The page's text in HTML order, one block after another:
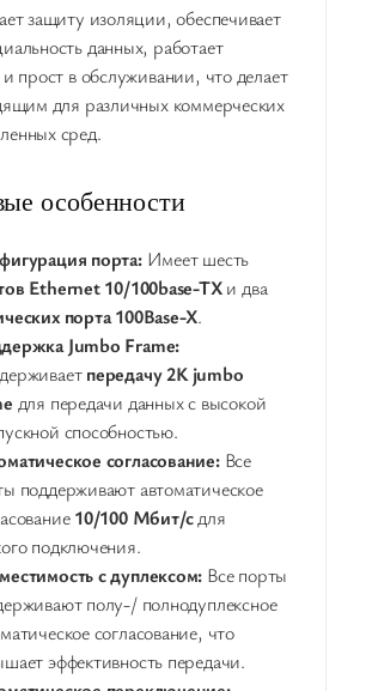
защиту изоляции, обеспечивает
данных, работает
прост в обслуживании, что делает
для различных коммерческих
сред.
особенности
порта:Имеет шесть
Ethernet 10/100base-TXи два
порта 100Base-X.
Jumbo Frame:
передачу 2K jumbo
для передачи данных с высокой
способностью.
согласование:Все
поддерживают автоматическое
10/100 Мбит/сдля
подключения.
с дуплексом: Все порты
полу-/ полнодуплексное
согласование, что
эффективность передачи.